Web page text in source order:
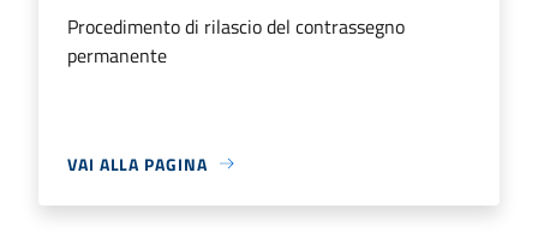
Procedimento di rilascio del contrassegno
permanente
VAI ALLA PAGINA